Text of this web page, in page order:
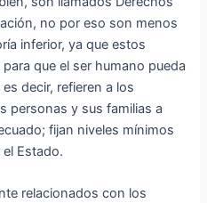
no por eso son menos
inferior, ya que estos
que el ser humano pueda
decir, refieren a los
personas y sus familias a
fijan niveles mínimos
Estado.
relacionados con los